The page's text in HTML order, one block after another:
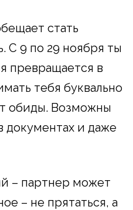
стать
С 9 по 29 ноября ты
превращается в
тебя буквально
обиды. Возможны
документах и даже
– партнер может
– не прятаться, а